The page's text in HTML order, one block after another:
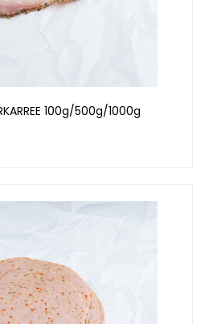
100g/500g/1000g